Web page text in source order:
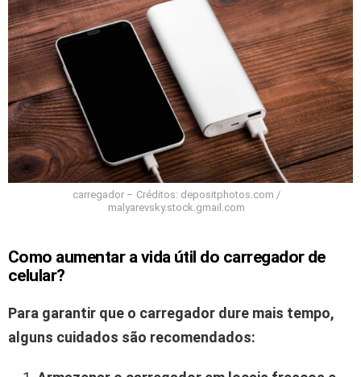
carregador – Créditos: depositphotos.com /
malyarevsky.stock.gmail.com
Como aumentar a vida útil do carregador de
celular?
Para garantir que o carregador dure mais tempo,
alguns cuidados são recomendados: